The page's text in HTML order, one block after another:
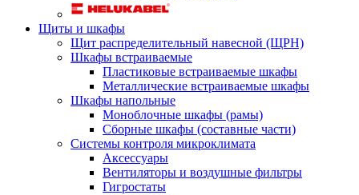
Щиты и шкафы
Щит распределительный навесной (ЩРН)
Шкафы встраиваемые
Пластиковые встраиваемые шкафы
Металлические встраиваемые шкафы
Шкафы напольные
Моноблочные шкафы (рамы)
Сборные шкафы (составные части)
Системы контроля микроклимата
Аксессуары
Вентиляторы и воздушные фильтры
Гигростаты